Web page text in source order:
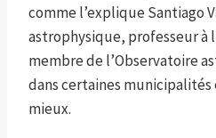
comme l’explique Santiago
astrophysique, professeur à
membre de l’Observatoire
dans certaines
mieux.